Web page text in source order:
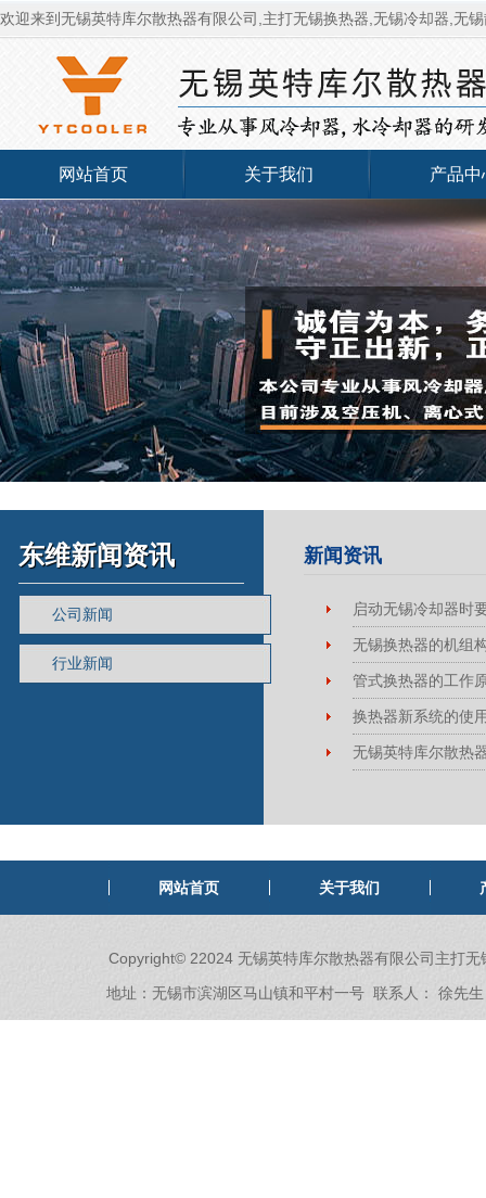
欢迎来到无锡英特库尔散热器有限公司,主打无锡换热器,无锡冷却器,无
网站首页 关于我们 产品中
东维新闻资讯
公司新闻
行业新闻
新闻资讯
启动无锡冷却器时
无锡换热器的机组
管式换热器的工作
换热器新系统的使
无锡英特库尔散热
网站首页 关于我们
Copyright© 22024 无锡英特库尔散热器有限公司主打
地址：无锡市滨湖区马山镇和平村一号 联系人： 徐先